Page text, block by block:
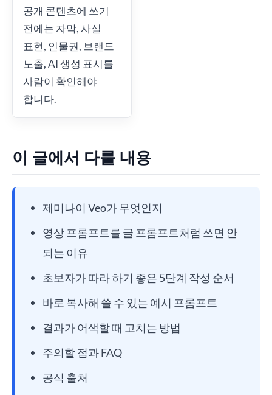
공개 콘텐츠에 쓰기
전에는 자막, 사실
표현, 인물권, 브랜드
노출, AI 생성 표시를
사람이 확인해야
합니다.
이 글에서 다룰 내용
제미나이 Veo가 무엇인지
영상 프롬프트를 글 프롬프트처럼 쓰면 안
되는 이유
초보자가 따라 하기 좋은 5단계 작성 순서
바로 복사해 쓸 수 있는 예시 프롬프트
결과가 어색할 때 고치는 방법
주의할 점과 FAQ
공식 출처